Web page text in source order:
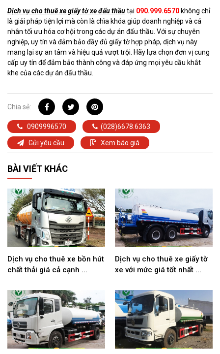
Dịch vụ cho thuê xe giấy tờ xe đấu thầutại 090.999.6570 không chỉ
là giải pháp tiện lợi mà còn là chìa khóa giúp doanh nghiệp và cá
nhân tối ưu hóa cơ hội trong các dự án đấu thầu. Với sự chuyên
nghiệp, uy tín và đảm bảo đầy đủ giấy tờ hợp pháp, dịch vụ này
mang lại sự an tâm và hiệu quả vượt trội. Hãy lựa chọn đơn vị cung
cấp uy tín để đảm bảo thành công và đáp ứng mọi yêu cầu khắt
khe của các dự án đấu thầu.
Chia sẻ:
0909996570 (028)6678.6363
Gửi yêu cầu Xem báo giá
BÀI VIẾT KHÁC
Dịch vụ cho thuê xe bồn hút
chất thải giá cả cạnh ...
Dịch vụ cho thuê xe giấy tờ
xe với mức giá tốt nhất ...